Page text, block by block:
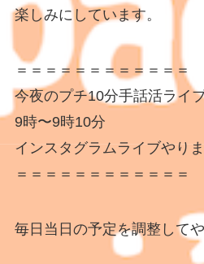
楽しみにしています。
＝＝＝＝＝＝＝＝＝＝＝＝
今夜のプチ10分手話活ライ
9時〜9時10分
インスタグラムライブやりま
＝＝＝＝＝＝＝＝＝＝＝＝
毎日当日の予定を調整してや